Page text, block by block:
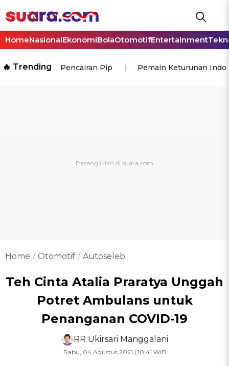
HomeNasionalEkonomiBolaOtomotifEntertainment
🔥 Trending Pencairan Pip Pemain Keturunan
Home Otomotif Autoseleb
Teh Cinta Atalia Praratya Unggah
Potret Ambulans untuk
Penanganan COVID-19
RR Ukirsari Manggalani
Rabu, 04 Agustus 2021 | 10:41 WIB